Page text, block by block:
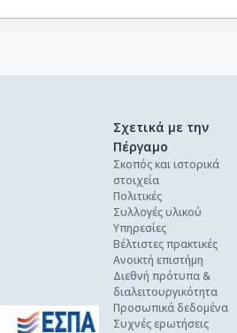
Σχετικά με την
Πέργαμο
Σκοπός και ιστορικά
στοιχεία
Πολιτικές
Συλλογές υλικού
Υπηρεσίες
Βέλτιστες πρακτικές
Ανοικτή επιστήμη
Διεθνή πρότυπα &
διαλειτουργικότητα
Προσωπικά δεδομένα
Συχνές ερωτήσεις